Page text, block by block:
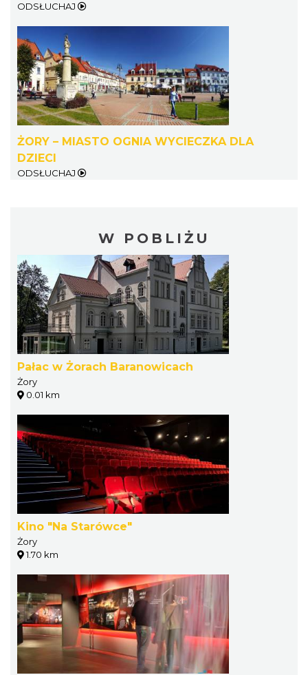
ODSŁUCHAJ
ŻORY – MIASTO OGNIA WYCIECZKA DLA
DZIECI
ODSŁUCHAJ
W POBLIŻU
Pałac w Żorach Baranowicach
Żory
0.01 km
Kino "Na Starówce"
Żory
1.70 km